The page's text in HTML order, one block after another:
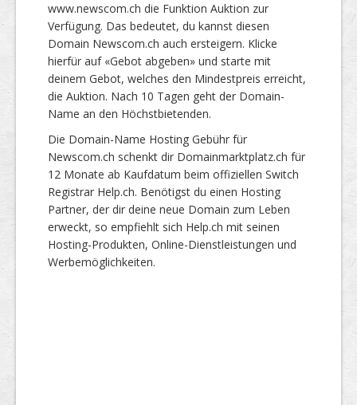
www.newscom.ch die Funktion Auktion zur
Verfügung. Das bedeutet, du kannst diesen
Domain Newscom.ch auch ersteigern. Klicke
hierfür auf «Gebot abgeben» und starte mit
deinem Gebot, welches den Mindestpreis erreicht,
die Auktion. Nach 10 Tagen geht der Domain-
Name an den Höchstbietenden.
Die Domain-Name Hosting Gebühr für
Newscom.ch schenkt dir Domainmarktplatz.ch für
12 Monate ab Kaufdatum beim offiziellen Switch
Registrar Help.ch. Benötigst du einen Hosting
Partner, der dir deine neue Domain zum Leben
erweckt, so empfiehlt sich Help.ch mit seinen
Hosting-Produkten, Online-Dienstleistungen und
Werbemöglichkeiten.